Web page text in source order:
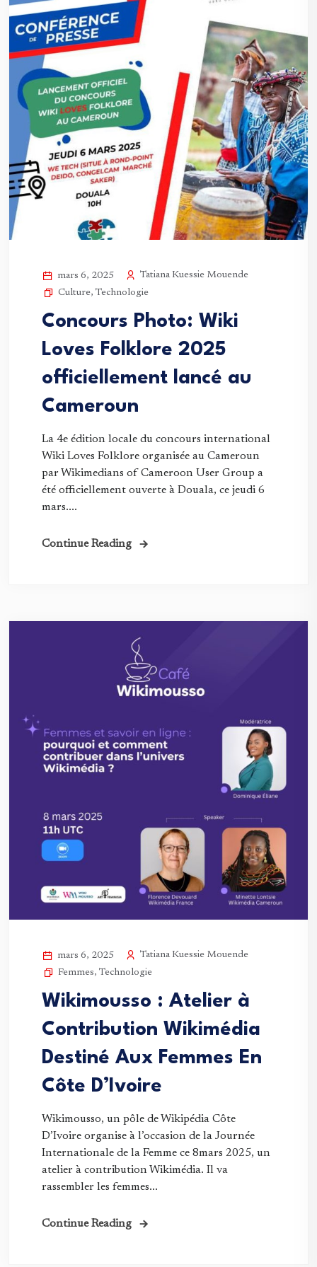
mars 6, 2025
Tatiana Kuessie Mouende
Culture, Technologie
Concours Photo: Wiki
Loves Folklore 2025
officiellement lancé au
Cameroun
La 4e édition locale du concours international
Wiki Loves Folklore organisée au Cameroun
par Wikimedians of Cameroon User Group a
été officiellement ouverte à Douala, ce jeudi 6
mars....
Continue Reading
mars 6, 2025
Tatiana Kuessie Mouende
Femmes, Technologie
Wikimousso : Atelier à
Contribution Wikimédia
Destiné Aux Femmes En
Côte D’Ivoire
Wikimousso, un pôle de Wikipédia Côte
D’Ivoire organise à l’occasion de la Journée
Internationale de la Femme ce 8mars 2025, un
atelier à contribution Wikimédia. Il va
rassembler les femmes...
Continue Reading